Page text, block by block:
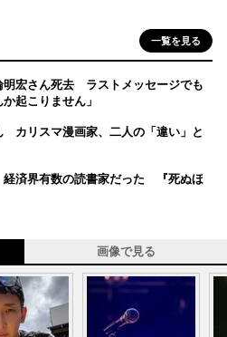
一覧を見る
明宏さん死去 ラストメッセージでも
起こりません」
カリスマ漫画家、二人の「違い」と
経済界有数の読書家だった 『死ぬほ
画像で見る